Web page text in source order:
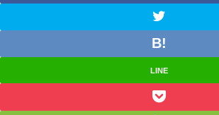
LINE